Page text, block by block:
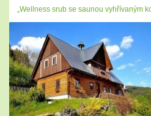
„Wellness srub se saunou vyhřívaným